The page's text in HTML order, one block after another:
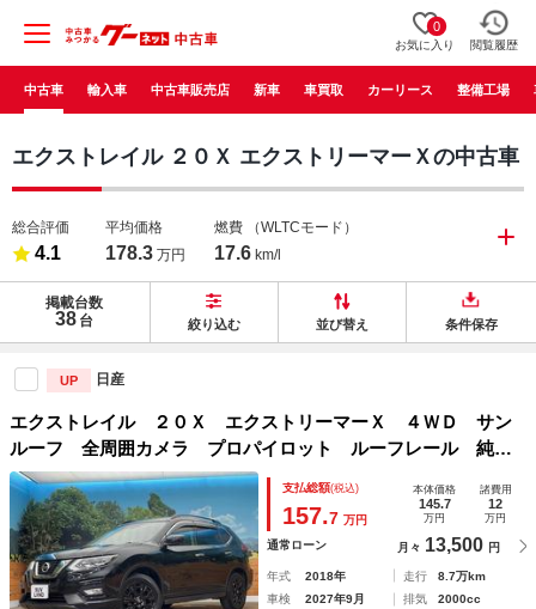
0
お気に入り 閲覧履歴
中古車 輸入車 中古車販売店 新車 車買取 カーリース 整備工場
エクストレイル ２０Ｘ エクストリーマーＸの中古車
総合評価
4.1
平均価格
178.3 万円
燃費 （WLTCモード）
17.6 km/l
掲載台数
38 台 絞り込む 並び替え 条件保存
UP 日産
エクストレイル ２０Ｘ エクストリーマーＸ ４ＷＤ サン
ルーフ 全周囲カメラ プロパイロット ルーフレール 純正
ナビ 電動リアゲート デジタルインナーミラー シートヒー
ター レーダークルーズ ＬＥＤヘッドライト 純正１８イ
ンチアルミ ＥＴＣ
支払総額(税込)
157.7 万円
本体価格
145.7
万円
諸費用
12
万円
通常ローン 月々 13,500 円
年式 2018年 走行
8.7万km
車検
2027年9月 排気
2000cc